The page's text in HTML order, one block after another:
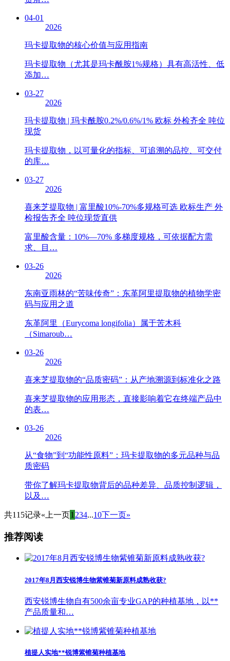
04-01
2026
玛卡提取物的核心价值与应用指南
玛卡提取物（尤其是玛卡酰胺1%规格）具有高活性、低
添加…
03-27
2026
玛卡提取物 | 玛卡酰胺0.2%/0.6%/1% 欧标 外检齐全 吨位
现货
玛卡提取物，以可量化的指标、可追溯的品控、可交付
的库…
03-27
2026
喜来芝提取物 | 富里酸10%-70%多规格可选 欧标生产 外
检报告齐全 吨位现货直供
富里酸含量：10%—70% 多梯度规格，可依据配方需
求、目…
03-26
2026
东南亚雨林的“苦味传奇”：东革阿里提取物的植物学密
码与应用之道
东革阿里（Eurycoma longifolia）属于苦木科
（Simaroub…
03-26
2026
喜来芝提取物的“品质密码”：从产地溯源到标准化之路
喜来芝提取物的应用形态，直接影响着它在终端产品中
的表…
03-26
2026
从“食物”到“功能性原料”：玛卡提取物的多元品种与品
质密码
带你了解玛卡提取物背后的品种差异、品质控制逻辑，
以及…
共115记录«上一页1 234...10下一页»
推荐阅读
2017年8月西安锐博生物紫锥菊新原料成熟收获?
西安锐博生物自有500余亩专业GAP的种植基地，以**
产品质量和…
植提人实地**锐博紫锥菊种植基地